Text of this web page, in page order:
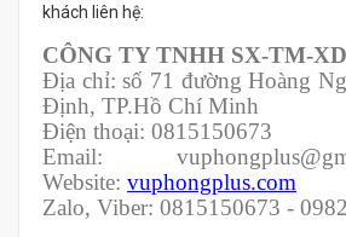
khách liên hệ:
CÔNG TY TNHH SX-TM-
Địa chỉ: số 71 đường Hoàng
Định, TP.Hồ Chí Minh
Điện thoại: 0815150673
Email:
Website: vuphongplus.com
Zalo, Viber: 0815150673 -